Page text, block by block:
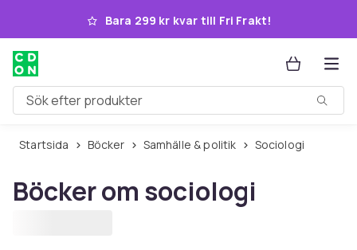
Hoppa till huvudinnehållet
Bara 299 kr kvar till Fri Frakt!
Sök efter produkter
Startsida Böcker Samhälle & politik Sociologi
Böcker om sociologi